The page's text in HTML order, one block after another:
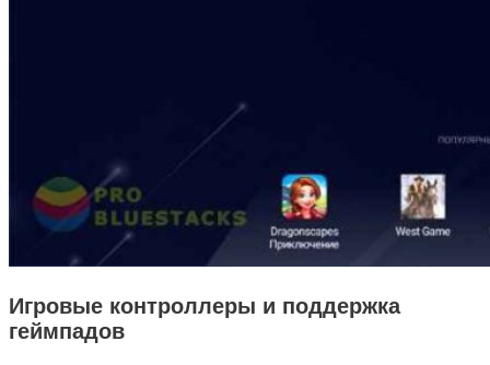
Игровые контроллеры и поддержка
геймпадов